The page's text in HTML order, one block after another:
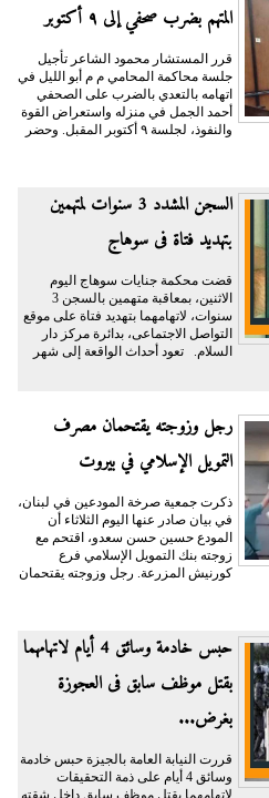
المتهم بضرب صحفي إلى ٩ أكتوبر
قرر المستشار محمود الشاعر تأجيل
جلسة محاكمة المحامي م م أبو الليل في
اتهامه بالتعدي بالضرب على الصحفي
أحمد الجمل في منزله واستعراض القوة
والنفوذ، لجلسة ٩ أكتوبر المقبل. وحضر
السجن المشدد 3 سنوات لمتهمين
بتهديد فتاة فى سوهاج
قضت محكمة جنايات سوهاج اليوم
الاثنين، بمعاقبة متهمين بالسجن 3
سنوات، لاتهامهما بتهديد فتاة على موقع
التواصل الاجتماعى، بدائرة مركز دار
السلام. تعود أحداث الواقعة إلى شهر
رجل وزوجته يقتحمان مصرف
التمويل الإسلامي في بيروت
ذكرت جمعية صرخة المودعين في لبنان،
في بيان صادر عنها اليوم الثلاثاء أن
المودع حسين حسن سعدو، اقتحم مع
زوجته بنك التمويل الإسلامي فرع
كورنيش المزرعة. رجل وزوجته يقتحمان
حبس خادمة وسائق 4 أيام لاتهامهما
بقتل موظف سابق فى العجوزة
بغرض...
قررت النيابة العامة بالجيزة حبس خادمة
وسائق 4 أيام على ذمة التحقيقات
لاتهامهما بقتل موظف سابق داخل شقته